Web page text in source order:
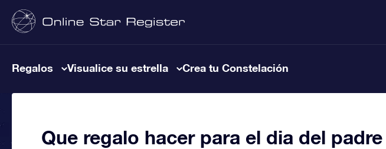
Regalos Visualice su estrella Crea tu Constelación
Que regalo hacer para el dia del padre